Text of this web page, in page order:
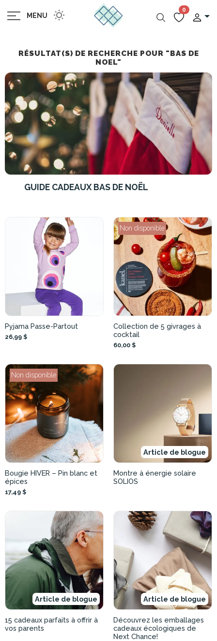
MENU
0
RÉSULTAT(S) DE RECHERCHE POUR "BAS DE
NOEL"
GUIDE CADEAUX BAS DE NOËL
Pyjama Passe-Partout
26,99 $
Non disponible
Collection de 5 givrages à
cocktail
60,00 $
Non disponible
Bougie HIVER – Pin blanc et
épices
17,49 $
Article de blogue
Montre à énergie solaire
SOLIOS
Article de blogue
15 cadeaux parfaits à offrir à
vos parents
Article de blogue
Découvrez les emballages
cadeaux écologiques de
Next Chance!